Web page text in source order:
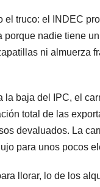
el truco: el INDEC
porque nadie tiene
ni almuerza
la baja del IPC, el
total de las
devaluados. La
para unos pocos
llorar, lo de los